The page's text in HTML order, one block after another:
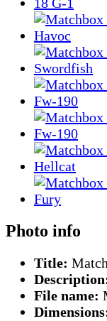
Photo info
Title:
File name: